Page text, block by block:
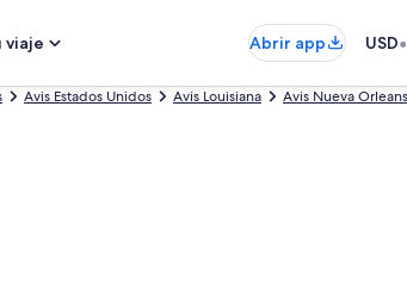
viaje
Abrir app USD•
Avis Estados Unidos Avis Louisiana Avis Nueva Orleans